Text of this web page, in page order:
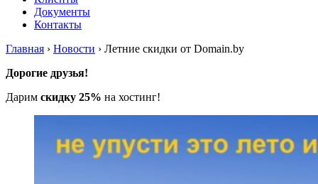
Документы
Контакты
Главная › Новости › Летние скидки от Domain.by
Дорогие друзья!
Дарим скидку 25% на хостинг!